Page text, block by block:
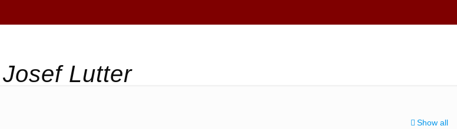
Lutter
Show all